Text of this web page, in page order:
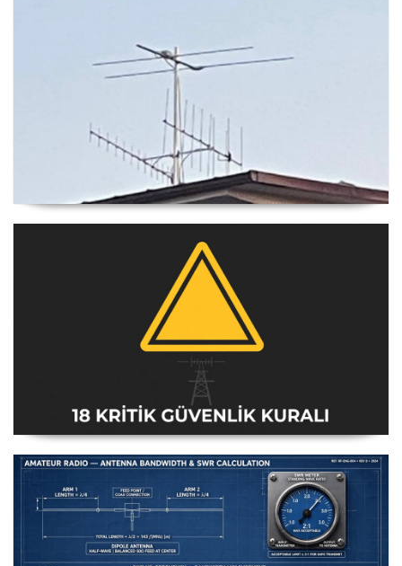
Yagi Anten Yönü Nasıl Belirlenir
Amatör Telsiz İstasyonları Güvenlik Talimatı [18 Kritik